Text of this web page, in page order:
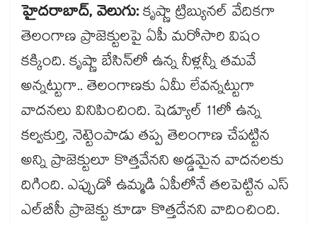
హైదరాబాద్​, వెలుగు:కృష్ణా ట్రిబ్యునల్​ వేదికగా
తెలంగాణ ప్రాజెక్టులపై ఏపీ మరోసారి విషం
కక్కింది. కృష్ణా బేసిన్​లో ఉన్న నీళ్లన్నీ తమవే
అన్నట్టుగా.. తెలంగాణకు ఏమీ లేవన్నట్టుగా
వాదనలు వినిపించింది. షెడ్యూల్​ 11లో ఉన్న
కల్వకుర్తి, నెట్టెంపాడు తప్ప తెలంగాణ చేపట్టిన
అన్ని ప్రాజెక్టులూ కొత్తవేనని అడ్డమైన వాదనలకు
దిగింది. ఎప్పుడో ఉమ్మడి ఏపీలోనే తలపెట్టిన ఎస్​
ఎల్​బీసీ ప్రాజెక్టు కూడా కొత్తదేనని వాదించింది.